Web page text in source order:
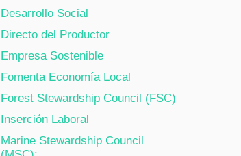
Desarrollo Social
Directo del Productor
Empresa Sostenible
Fomenta Economía Local
Forest Stewardship Council (FSC)
Inserción Laboral
Marine Stewardship Council